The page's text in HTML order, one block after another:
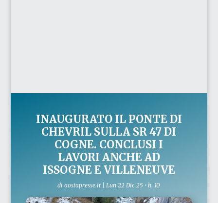
INAUGURATO IL PONTE DI
CHEVRIL SULLA SR 47 DI
COGNE. CONCLUSI I
LAVORI ANCHE AD
ISSOGNE E VILLENEUVE
diaostapresse.it | Lun 22 Dic 25 • h. 10